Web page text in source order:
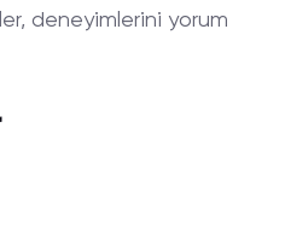
deneyimlerini yorum